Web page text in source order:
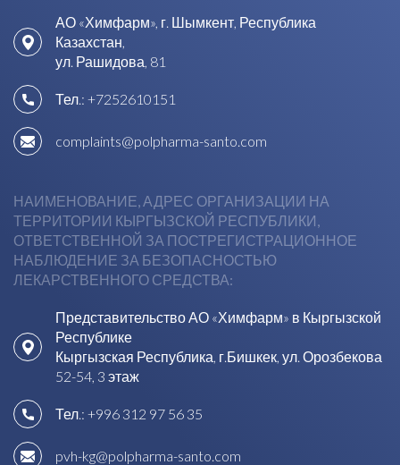
АО «Химфарм», г. Шымкент, Республика
Казахстан,
ул. Рашидова, 81
Тел.: +7252610151
complaints@polpharma-santo.com
НАИМЕНОВАНИЕ, АДРЕС ОРГАНИЗАЦИИ НА
ТЕРРИТОРИИ КЫРГЫЗСКОЙ РЕСПУБЛИКИ,
ОТВЕТСТВЕННОЙ ЗА ПОСТРЕГИСТРАЦИОННОЕ
НАБЛЮДЕНИЕ ЗА БЕЗОПАСНОСТЬЮ
ЛЕКАРСТВЕННОГО СРЕДСТВА:
Представительство АО «Химфарм» в Кыргызской
Республике
Кыргызская Республика, г.Бишкек, ул. Орозбекова
52-54, 3 этаж
Тел.: +996 312 97 56 35
pvh-kg@polpharma-santo.com